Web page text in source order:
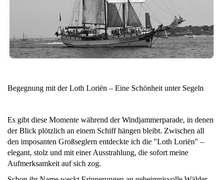
Begegnung mit der Loth Loriën – Eine Schönheit unter Segeln
Es gibt diese Momente während der Windjammerparade, in denen
der Blick plötzlich an einem Schiff hängen bleibt. Zwischen all
den imposanten Großseglern entdeckte ich die "Loth Loriën" –
elegant, stolz und mit einer Ausstrahlung, die sofort meine
Aufmerksamkeit auf sich zog.